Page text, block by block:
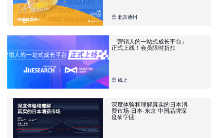
北京通州
「营销人的一站式成长平台」
正式上线！会员限时折扣
线上
深度体验和理解真实的日本消
费市场-日本·东京 中国品牌深
度研学团